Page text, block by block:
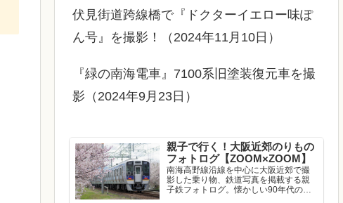
伏見街道跨線橋で『ドクターイエロー味ぽ
ん号』を撮影！（2024年11月10日）
『緑の南海電車』7100系旧塗装復元車を撮
影（2024年9月23日）
親子で行く！大阪近郊のりもの
フォトログ【ZOOM×ZOOM】
南海高野線沿線を中心に大阪近郊で撮
影した乗り物、鉄道写真を掲載する親
子鉄フォトログ。懐かしい90年代の写